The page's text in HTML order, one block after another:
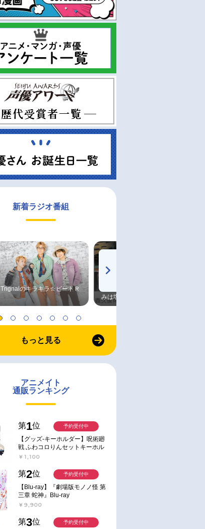
2019/11/27 発売
新着ラジオ番組
Trignalのキラキラ☆ビートＲ
みは塩だけ
もっと見る
アニメイト
通販ランキング
第1位
【グッズ-キーホルダー】呪術廻
戦 ふわコロりんセットキーホル
ダー【アニメイト特典付】
￥1,100
予約受付中
第2位
【Blu-ray】『劇場版モノノ怪 第
三章 蛇神』Blu-ray
￥9,900
予約受付中
第3位 予約受付中